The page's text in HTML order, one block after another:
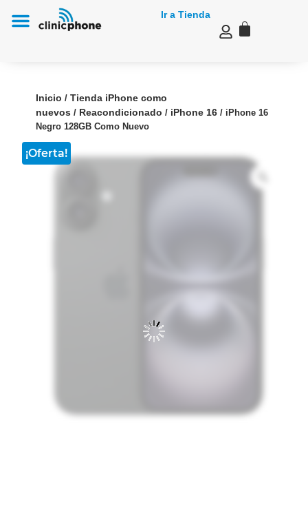
Ir a Tienda
Inicio / Tienda iPhone como
nuevos / Reacondicionado / iPhone 16 / iPhone 16
Negro 128GB Como Nuevo
¡Oferta!